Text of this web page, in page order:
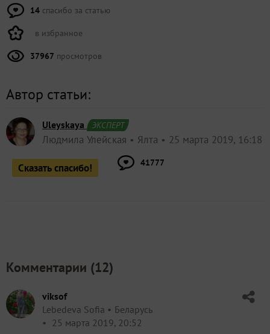
14 спасибо за статью
в избранное
37967 просмотров
Автор статьи:
Uleyskaya ЭКСПЕРТ
Людмила Улейская Ялта 25 марта 2019, 16:18
Сказать спасибо! 41777
Комментарии (12)
viksof
Lebedeva Sofia
Беларусь
25 марта 2019, 20:52